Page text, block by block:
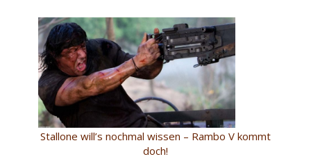
Stallone will’s nochmal wissen – Rambo V kommt
doch!